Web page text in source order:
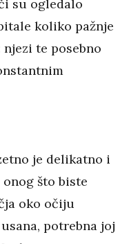
su ogledalo
koliko pažnje
njezi te posebno
je delikatno i
što biste
oko očiju
potrebna joj